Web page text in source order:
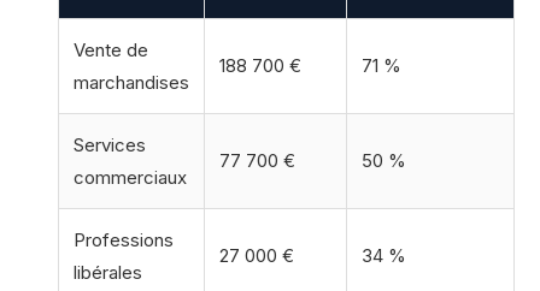
Vente de
marchandises
188 700 € 71 %
Services
commerciaux
77 700 € 50 %
Professions
libérales
27 000 € 34 %